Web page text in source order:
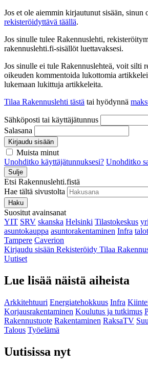
Jos et ole aiemmin kirjautunut sisään, sinun
rekisteröidyttävä täällä.
Jos sinulle tulee Rakennuslehti,
rakennuslehti.fi-sisällöt luettavaksesi.
Jos sinulle ei tule Rakennuslehteä, voit silti
oikeuden kommentoida lukottomia
lukemaan lukittuja artikkeleita.
Tilaa Rakennuslehti tästä tai hyödynnä
Sähköposti tai käyttäjätunnus
Salasana
Kirjaudu sisään
Muista minut
Unohditko käyttäjätunnuksesi? Unohditko
Sulje
Etsi Rakennuslehti.fistä
Hae tältä sivustolta
Haku
Suositut avainsanat
YIT SRV skanska Helsinki Tilastokeskus
asuntokauppa asuntorakentaminen Infra
Tampere Caverion
Kirjaudu sisään Rekisteröidy Tilaa
Uutiset
Lue lisää näistä aiheista
Arkkitehtuuri Energiatehokkuus Infra
Korjausrakentaminen Koulutus ja tutkimus
Rakennustuote Rakentaminen RaksaTV
Talous Työelämä
Uutisissa nyt